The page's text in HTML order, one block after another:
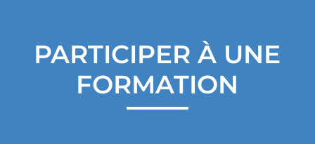
PARTICIPER À UNE
FORMATION